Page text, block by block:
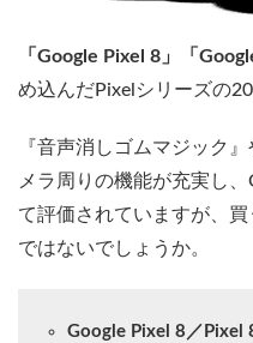
「Google Pixel 8」「
め込んだPixelシリーズの
『音声消しゴムマジック
メラ周りの機能が充実し
て評価されていますが、
ではないでしょうか。
Google Pixel 8／Pixel